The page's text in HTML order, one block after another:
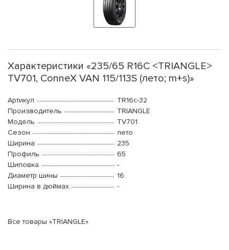
Характеристики «235/65 R16C <TRIANGLE>
TV701, ConneX VAN 115/113S (лето; m+s)»
Артикул
TR16c-32
Производитель
TRIANGLE
Модель
TV701
Сезон
лето
Ширина
235
Профиль
65
Шиповка
-
Диаметр шины
16
Ширина в дюймах
-
Все товары «TRIANGLE»